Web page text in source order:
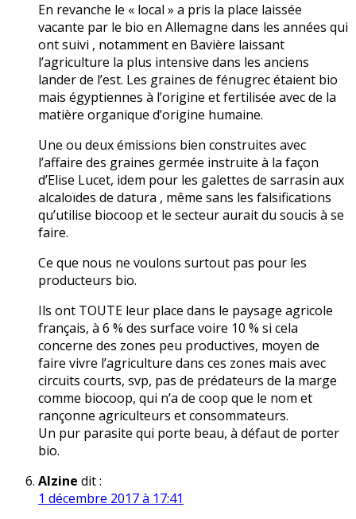
En revanche le « local » a pris la place laissée
vacante par le bio en Allemagne dans les années qui
ont suivi , notamment en Bavière laissant
l’agriculture la plus intensive dans les anciens
lander de l’est. Les graines de fénugrec étaient bio
mais égyptiennes à l’origine et fertilisée avec de la
matière organique d’origine humaine.
Une ou deux émissions bien construites avec
l’affaire des graines germée instruite à la façon
d’Elise Lucet, idem pour les galettes de sarrasin aux
alcaloïdes de datura , même sans les falsifications
qu’utilise biocoop et le secteur aurait du soucis à se
faire.
Ce que nous ne voulons surtout pas pour les
producteurs bio.
Ils ont TOUTE leur place dans le paysage agricole
français, à 6 % des surface voire 10 % si cela
concerne des zones peu productives, moyen de
faire vivre l’agriculture dans ces zones mais avec
circuits courts, svp, pas de prédateurs de la marge
comme biocoop, qui n’a de coop que le nom et
rançonne agriculteurs et consommateurs.
Un pur parasite qui porte beau, à défaut de porter
bio.
Alzine dit :
1 décembre 2017 à 17:41